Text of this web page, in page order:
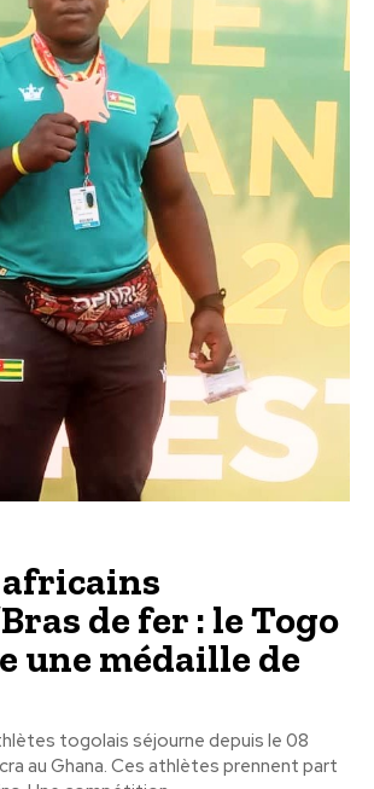
africains
de fer : le Togo
une médaille de
togolais séjourne depuis le 08
au Ghana. Ces athlètes prennent part